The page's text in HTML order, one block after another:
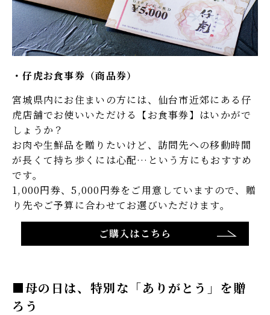
仔虎お食事券（商品券）
宮城県内にお住まいの方には、仙台市近郊にある仔
虎店舗でお使いいただける【お食事券】はいかがで
しょうか？
お肉や生鮮品を贈りたいけど、訪問先への移動時間
が長くて持ち歩くには心配…という方にもおすすめ
です。
1,000円券、5,000円券をご用意していますので、贈
り先やご予算に合わせてお選びいただけます。
ご購入はこちら
母の日は、特別な「ありがとう」を贈
ろう